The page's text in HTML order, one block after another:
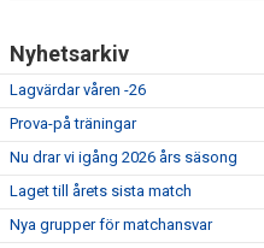
Nyhetsarkiv
Lagvärdar våren -26
Prova-på träningar
Nu drar vi igång 2026 års säsong
Laget till årets sista match
Nya grupper för matchansvar